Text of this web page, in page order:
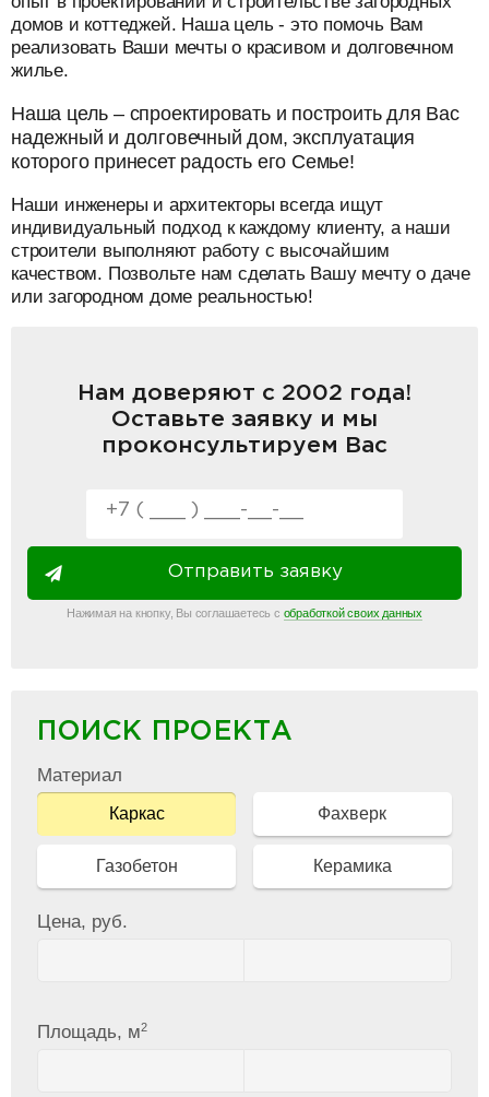
домов и коттеджей. Наша цель - это помочь Вам
реализовать Ваши мечты о красивом и долговечном
жилье.
Наша цель – спроектировать и построить для Вас
надежный и долговечный дом, эксплуатация
которого принесет радость его Семье!
Наши инженеры и архитекторы всегда ищут
индивидуальный подход к каждому клиенту, а наши
строители выполняют работу с высочайшим
качеством. Позвольте нам сделать Вашу мечту о даче
или загородном доме реальностью!
Нам доверяют с 2002 года!
Оставьте заявку и мы
проконсультируем Вас
Отправить заявку
Нажимая на кнопку, Вы соглашаетесь с обработкой своих данных
ПОИСК ПРОЕКТА
Материал
Каркас Фахверк
Газобетон Керамика
Цена, руб.
Площадь, м2